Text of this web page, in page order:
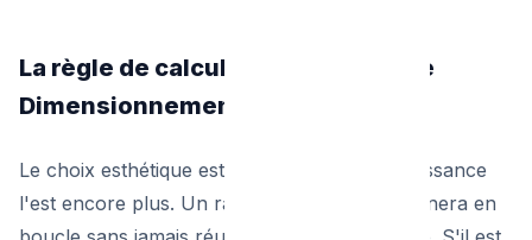
La règle de calcul de puissance (Le
Dimensionnement)
Le choix esthétique est important, mais la puissance
l'est encore plus. Un radiateur trop petit tournera en